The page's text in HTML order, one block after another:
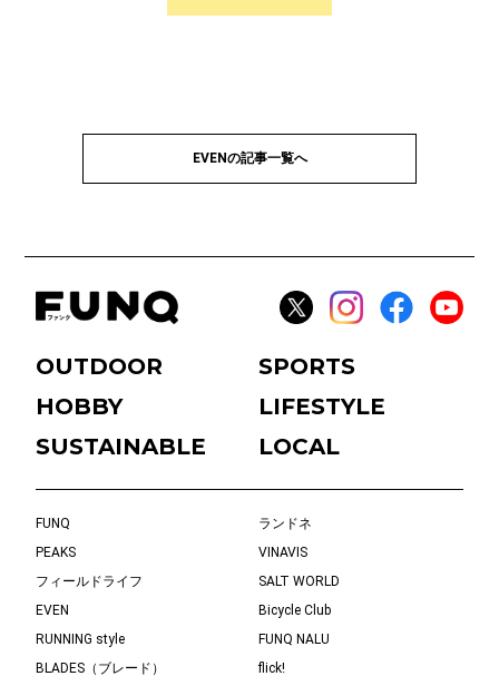
EVENの記事一覧へ
OUTDOOR
SPORTS
HOBBY
LIFESTYLE
SUSTAINABLE
LOCAL
FUNQ
ランドネ
PEAKS
VINAVIS
フィールドライフ
SALT WORLD
EVEN
Bicycle Club
RUNNING style
FUNQ NALU
BLADES（ブレード）
flick!